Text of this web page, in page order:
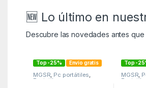
🆕 Lo último en
Descubre las novedades antes que
Top -25% Envío gratis
MGSR, Pc portátiles,
Portatiles
Top -
MGSR,
Portatiles